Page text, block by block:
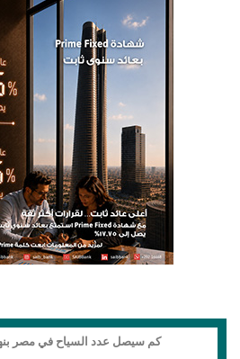
كم سيصل عدد السياح في مصر